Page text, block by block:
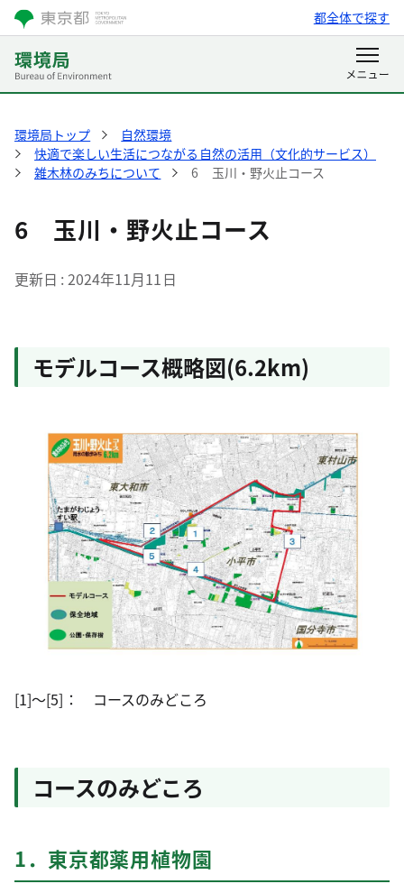
都全体で探す
環境局トップ
自然環境
快適で楽しい生活につながる自然の活用（文化的サービス）
雑木林のみちについて
6 玉川・野火止コース
6 玉川・野火止コース
更新日 2024年11月11日
モデルコース概略図(6.2km)
[1]～[5]： コースのみどころ
コースのみどころ
1．東京都薬用植物園